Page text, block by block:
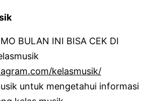
BULAN INI BISA CEK DI
kelasmusik/
untuk mengetahui informasi